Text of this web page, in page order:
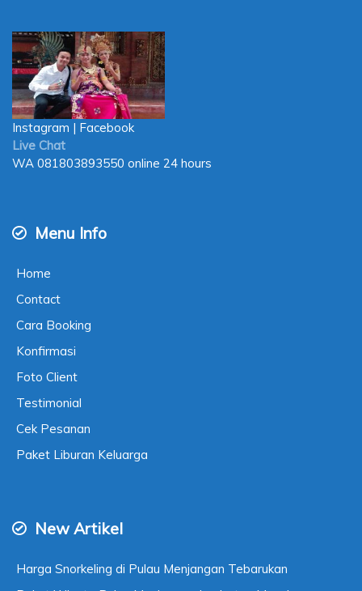
Instagram | Facebook
Live Chat
WA 081803893550 online 24 hours
Menu Info
Home
Contact
Cara Booking
Konfirmasi
Foto Client
Testimonial
Cek Pesanan
Paket Liburan Keluarga
New Artikel
Harga Snorkeling di Pulau Menjangan Tebarukan